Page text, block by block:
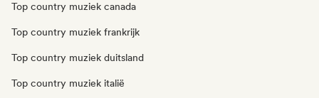
Top country muziek canada
Top country muziek frankrijk
Top country muziek duitsland
Top country muziek italië